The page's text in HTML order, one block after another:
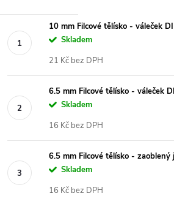
10 mm Filcové tělísko - váleček
Skladem
21 Kč bez DPH
6.5 mm Filcové tělísko - váleček
Skladem
16 Kč bez DPH
6.5 mm Filcové tělísko -
Skladem
16 Kč bez DPH